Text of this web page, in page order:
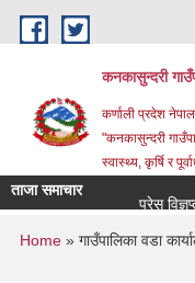
Skip to main content
कनकासुन्दरी
कर्णाली प्रदेश नेपाल
"कनकासुन्दरी
स्वास्थ्य, कृर्षि र
ताजा समाचार
प्रेस विज्ञप्ती
You are
Home» गाउँपालिका वडा